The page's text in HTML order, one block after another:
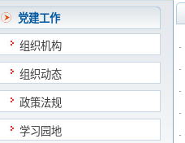
党建工作
组织机构
组织动态
政策法规
学习园地
·
·
·
·
·